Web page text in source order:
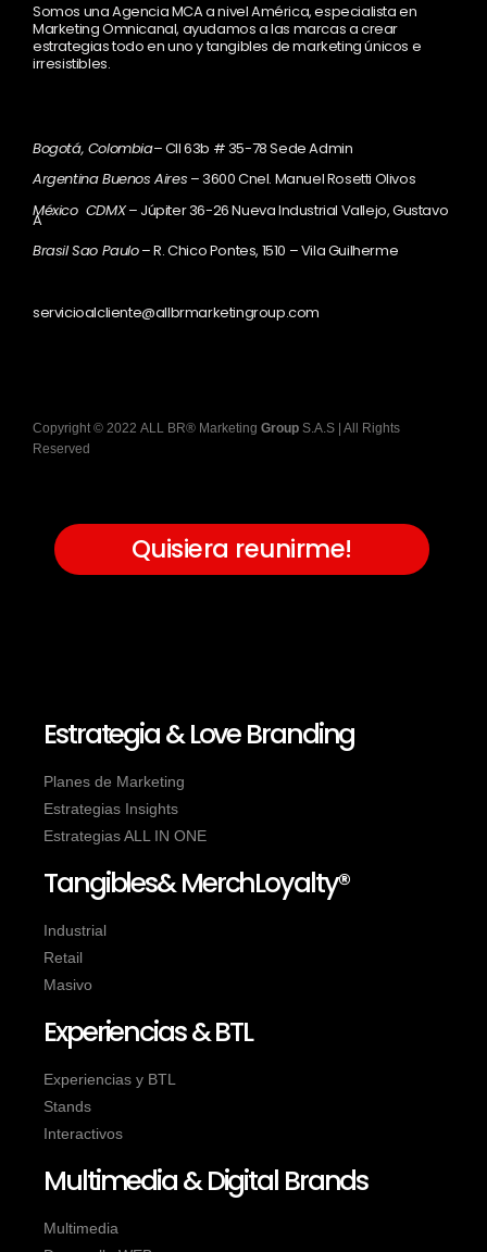
Somos una Agencia MCA a nivel América, especialista en
Marketing Omnicanal, ayudamos a las marcas a crear
estrategias todo en uno y tangibles de marketing únicos e
irresistibles.
Bogotá, Colombia– Cll 63b # 35-78 Sede Admin
Argentina Buenos Aires – 3600 Cnel. Manuel Rosetti Olivos
México CDMX– Júpiter 36-26 Nueva Industrial Vallejo, Gustavo
A
Brasil Sao Paulo– R. Chico Pontes, 1510 – Vila Guilherme
servicioalcliente@allbrmarketingroup.com
Copyright© 2022 ALL BR® Marketing Group S.A.S | All Rights
Reserved
Quisiera reunirme!
Estrategia & Love Branding
Planes de Marketing
Estrategias Insights
Estrategias ALL IN ONE
Tangibles& MerchLoyalty®
Industrial
Retail
Masivo
Experiencias & BTL
Experiencias y BTL
Stands
Interactivos
Multimedia & Digital Brands
Multimedia